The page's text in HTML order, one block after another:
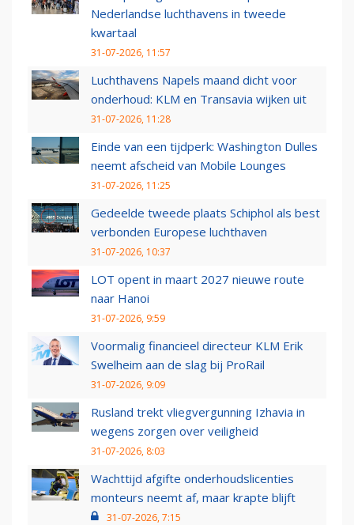
Nederlandse luchthavens in tweede
kwartaal
31-07-2026, 11:57
Luchthavens Napels maand dicht voor
onderhoud: KLM en Transavia wijken uit
31-07-2026, 11:28
Einde van een tijdperk: Washington Dulles
neemt afscheid van Mobile Lounges
31-07-2026, 11:25
Gedeelde tweede plaats Schiphol als best
verbonden Europese luchthaven
31-07-2026, 10:37
LOT opent in maart 2027 nieuwe route
naar Hanoi
31-07-2026, 9:59
Voormalig financieel directeur KLM Erik
Swelheim aan de slag bij ProRail
31-07-2026, 9:09
Rusland trekt vliegvergunning Izhavia in
wegens zorgen over veiligheid
31-07-2026, 8:03
Wachttijd afgifte onderhoudslicenties
monteurs neemt af, maar krapte blijft
31-07-2026, 7:15